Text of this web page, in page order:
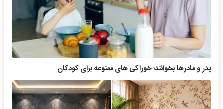
پدر و مادرها بخوانند؛ خوراکی های ممنوعه برای کودکان